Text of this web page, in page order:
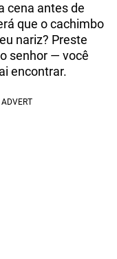
cena antes de
que o cachimbo
nariz? Preste
senhor — você
encontrar.